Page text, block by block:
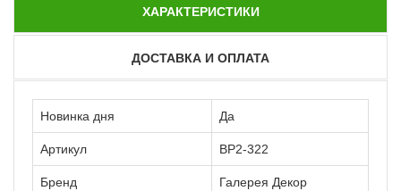
ХАРАКТЕРИСТИКИ
ДОСТАВКА И ОПЛАТА
Новинка дня Да
Артикул ВР2-322
Бренд Галерея Декор